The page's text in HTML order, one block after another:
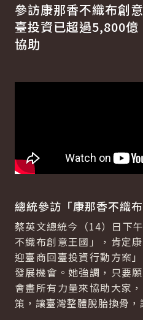
參訪康那香不織布創
臺投資已超過5,800
協助
總統參訪「康那香不織布
蔡英文總統今（14）日下
不織布創意王國」，肯定
迎臺商回臺投資行動方案
發展機會。她強調，只要
會盡所有力量來協助大家
策，讓臺灣整體脫胎換骨，